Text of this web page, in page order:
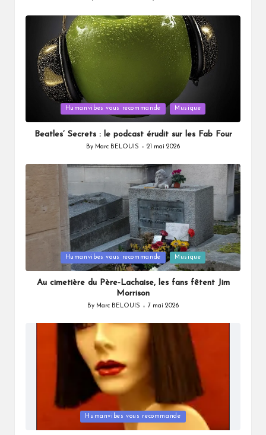
Posted
in
Humanvibes vous recommande Musique
Beatles’ Secrets : le podcast érudit sur les Fab Four
Posted
By Marc BELOUIS 21 mai 2026
in
Humanvibes vous recommande Musique
Au cimetière du Père-Lachaise, les fans fêtent Jim
Morrison
Posted
By Marc BELOUIS 7 mai 2026
in
Humanvibes vous recommande